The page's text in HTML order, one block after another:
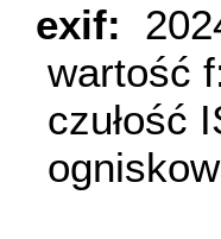
exif:
wartość
czułość